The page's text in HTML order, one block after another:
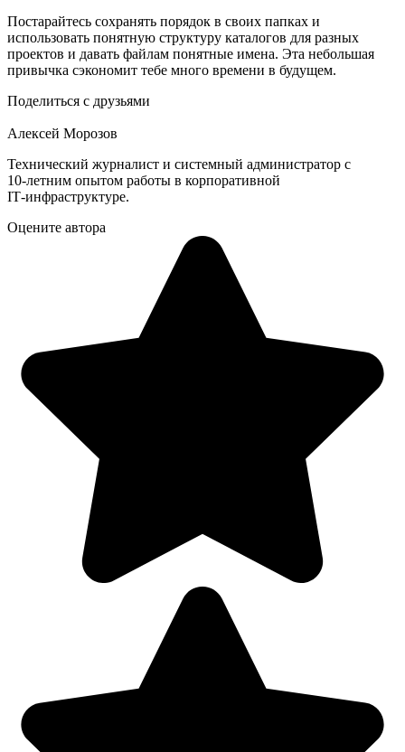
Постарайтесь сохранять порядок в своих папках и
использовать понятную структуру каталогов для разных
проектов и давать файлам понятные имена. Эта небольшая
привычка сэкономит тебе много времени в будущем.
Поделиться с друзьями
Алексей Морозов
Технический журналист и системный администратор с
10‑летним опытом работы в корпоративной
IT‑инфраструктуре.
Оцените автора